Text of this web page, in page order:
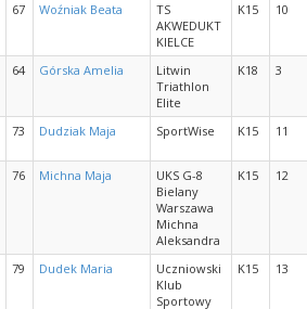
67 Woźniak Beata
TS
AKWEDUKT
KIELCE
K15 10
64 Górska Amelia
Litwin
Triathlon
Elite
K18 3
73 Dudziak Maja SportWise K15 11
76 Michna Maja
UKS G-8
Bielany
Warszawa
Michna
Aleksandra
K15 12
79 Dudek Maria
Uczniowski
Klub
Sportowy
K15 13